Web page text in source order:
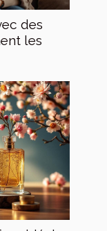
des
les